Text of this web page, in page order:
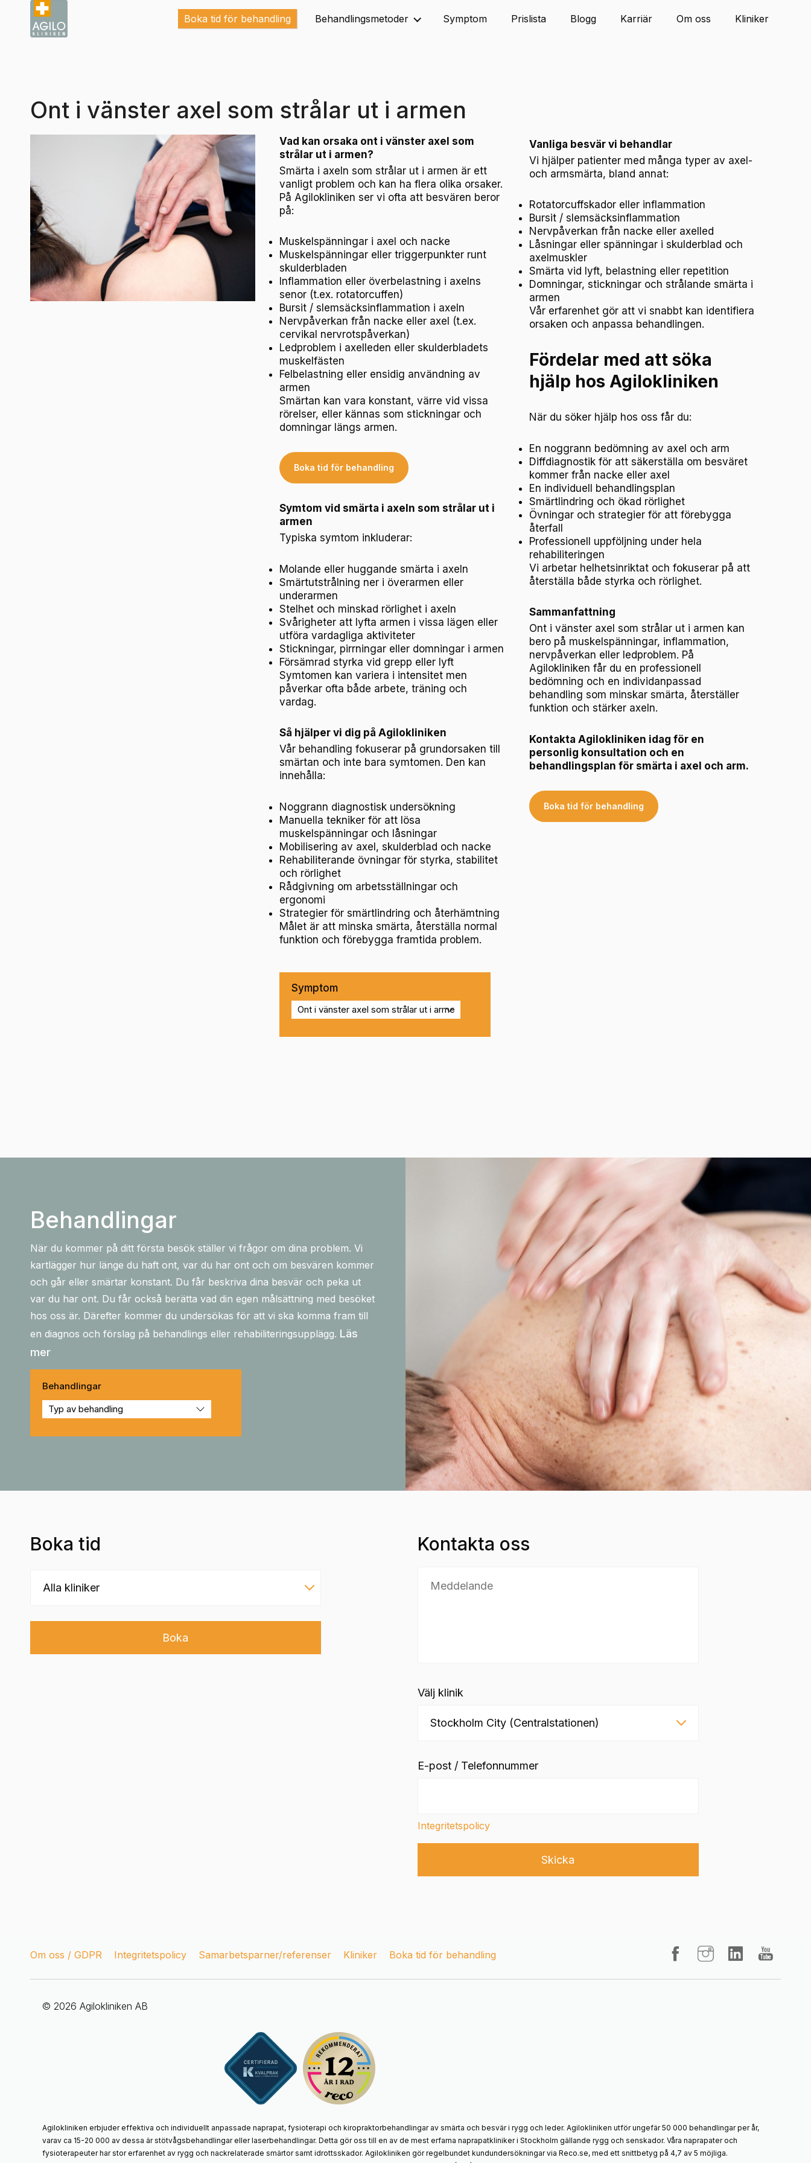
Boka tid för behandling Behandlingsmetoder Symptom Prislista Blogg Karriär Om oss Kliniker
Ont i vänster axel som strålar ut i armen
Vad kan orsaka ont i vänster axel som
strålar ut i armen?
Smärta i axeln som strålar ut i armen är ett
vanligt problem och kan ha flera olika orsaker.
På Agilokliniken ser vi ofta att besvären beror
på:
Muskelspänningar i axel och nacke
Muskelspänningar eller triggerpunkter runt
skulderbladen
Inflammation eller överbelastning i axelns
senor (t.ex. rotatorcuffen)
Bursit / slemsäcksinflammation i axeln
Nervpåverkan från nacke eller axel (t.ex.
cervikal nervrotspåverkan)
Ledproblem i axelleden eller skulderbladets
muskelfästen
Felbelastning eller ensidig användning av
armen
Smärtan kan vara konstant, värre vid vissa
rörelser, eller kännas som stickningar och
domningar längs armen.
Boka tid för behandling
Symtom vid smärta i axeln som strålar ut i
armen
Typiska symtom inkluderar:
Molande eller huggande smärta i axeln
Smärtutstrålning ner i överarmen eller
underarmen
Stelhet och minskad rörlighet i axeln
Svårigheter att lyfta armen i vissa lägen eller
utföra vardagliga aktiviteter
Stickningar, pirrningar eller domningar i armen
Försämrad styrka vid grepp eller lyft
Symtomen kan variera i intensitet men
påverkar ofta både arbete, träning och
vardag.
Så hjälper vi dig på Agilokliniken
Vår behandling fokuserar på grundorsaken till
smärtan och inte bara symtomen. Den kan
innehålla:
Noggrann diagnostisk undersökning
Manuella tekniker för att lösa
muskelspänningar och låsningar
Mobilisering av axel, skulderblad och nacke
Rehabiliterande övningar för styrka, stabilitet
och rörlighet
Rådgivning om arbetsställningar och
ergonomi
Strategier för smärtlindring och återhämtning
Målet är att minska smärta, återställa normal
funktion och förebygga framtida problem.
Symptom
Vanliga besvär vi behandlar
Vi hjälper patienter med många typer av axel-
och armsmärta, bland annat:
Rotatorcuffskador eller inflammation
Bursit / slemsäcksinflammation
Nervpåverkan från nacke eller axelled
Låsningar eller spänningar i skulderblad och
axelmuskler
Smärta vid lyft, belastning eller repetition
Domningar, stickningar och strålande smärta i
armen
Vår erfarenhet gör att vi snabbt kan identifiera
orsaken och anpassa behandlingen.
Fördelar med att söka
hjälp hos Agilokliniken
När du söker hjälp hos oss får du:
En noggrann bedömning av axel och arm
Diffdiagnostik för att säkerställa om besväret
kommer från nacke eller axel
En individuell behandlingsplan
Smärtlindring och ökad rörlighet
Övningar och strategier för att förebygga
återfall
Professionell uppföljning under hela
rehabiliteringen
Vi arbetar helhetsinriktat och fokuserar på att
återställa både styrka och rörlighet.
Sammanfattning
Ont i vänster axel som strålar ut i armen kan
bero på muskelspänningar, inflammation,
nervpåverkan eller ledproblem. På
Agilokliniken får du en professionell
bedömning och en individanpassad
behandling som minskar smärta, återställer
funktion och stärker axeln.
Kontakta Agilokliniken idag för en
personlig konsultation och en
behandlingsplan för smärta i axel och arm.
Boka tid för behandling
Behandlingar
När du kommer på ditt första besök ställer vi frågor om dina problem. Vi
kartlägger hur länge du haft ont, var du har ont och om besvären kommer
och går eller smärtar konstant. Du får beskriva dina besvär och peka ut
var du har ont. Du får också berätta vad din egen målsättning med besöket
hos oss är. Därefter kommer du undersökas för att vi ska komma fram till
en diagnos och förslag på behandlings eller rehabiliteringsupplägg. Läs
mer
Behandlingar
Boka tid Kontakta oss
Välj klinik
E-post / Telefonnummer
Integritetspolicy
Om oss / GDPR Integritetspolicy Samarbetsparner/referenser Kliniker Boka tid för behandling
© 2026 Agilokliniken AB
Agilokliniken erbjuder effektiva och individuellt anpassade naprapat, fysioterapi och kiropraktorbehandlingar av smärta och besvär i rygg och leder. Agilokliniken utför ungefär 50 000 behandlingar per år,
varav ca 15-20 000 av dessa är stötvågsbehandlingar eller laserbehandlingar. Detta gör oss till en av de mest erfarna naprapatkliniker i Stockholm gällande rygg och senskador. Våra naprapater och
fysioterapeuter har stor erfarenhet av rygg och nackrelaterade smärtor samt idrottsskador. Agilokliniken gör regelbundet kundundersökningar via Reco.se, med ett snittbetyg på 4,7 av 5 möjliga.